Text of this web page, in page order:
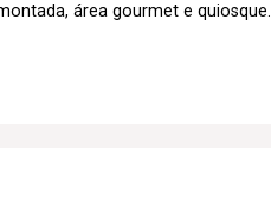
área gourmet e quiosque.